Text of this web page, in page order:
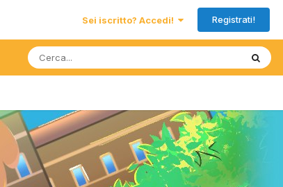
Sei iscritto? Accedi! Registrati!